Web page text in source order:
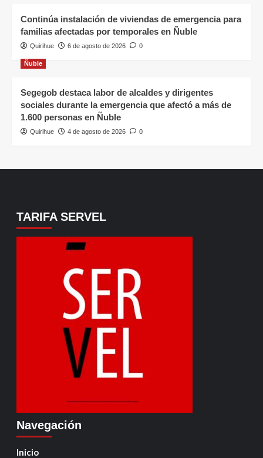
Continúa instalación de viviendas de emergencia para
familias afectadas por temporales en Ñuble
Quirihue 6 de agosto de 2026 0
Ñuble
Segegob destaca labor de alcaldes y dirigentes
sociales durante la emergencia que afectó a más de
1.600 personas en Ñuble
Quirihue 4 de agosto de 2026 0
TARIFA SERVEL
Navegación
Inicio